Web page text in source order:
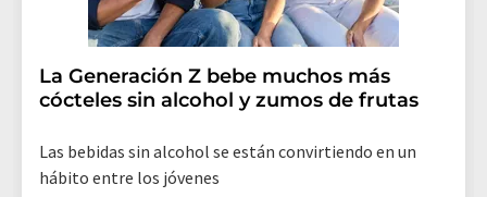
La Generación Z bebe muchos más
cócteles sin alcohol y zumos de frutas
Las bebidas sin alcohol se están convirtiendo en un
hábito entre los jóvenes